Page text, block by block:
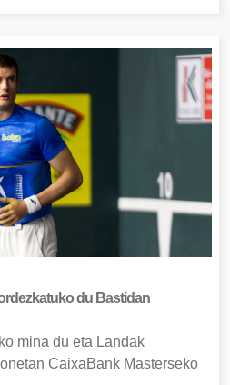
du Bastidan
mina du eta Landak
CaixaBank Masterseko